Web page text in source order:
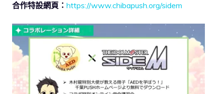
合作特設網頁： https://www.chibapush.org/sidem